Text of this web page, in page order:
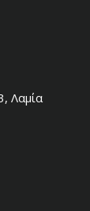
Λαμία